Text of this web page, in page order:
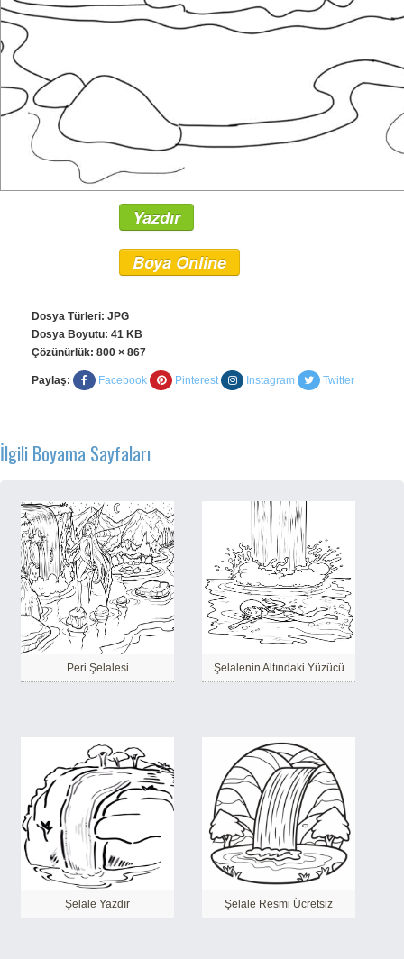
Yazdır
Boya Online
Dosya Türleri: JPG
Dosya Boyutu: 41 KB
Çözünürlük: 800 × 867
Paylaş: Facebook Pinterest Instagram Twitter
İlgili Boyama Sayfaları
Peri Şelalesi Şelalenin Altındaki Yüzücü
Şelale Yazdır Şelale Resmi Ücretsiz